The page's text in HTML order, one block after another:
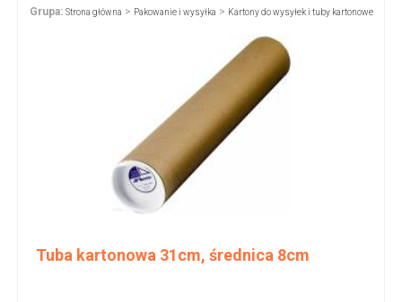
Grupa: Strona główna > Pakowanie i wysyłka > Kartony do wysyłek i tuby kartonowe
Tuba kartonowa 31cm, średnica 8cm